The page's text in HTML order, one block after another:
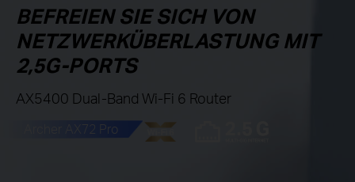
BEFREIEN SIE SICH VON
NETZWERKÜBERLASTUNG MIT
2,5G-PORTS
AX5400 Dual-Band Wi-Fi 6 Router
Archer AX72 Pro